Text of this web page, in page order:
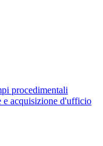
procedimentali
acquisizione d'ufficio